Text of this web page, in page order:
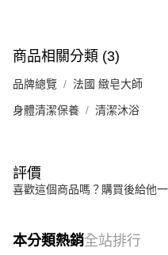
商品相關分類 (3)
品牌總覽 法國 緻皂大師
身體清潔保養 清潔沐浴
評價
喜歡這個商品嗎？購買後給他
本分類熱銷全站排行